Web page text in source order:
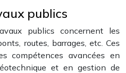
publics
publics concernent les
routes, barrages, etc. Ces
compétences avancées en
et en gestion de